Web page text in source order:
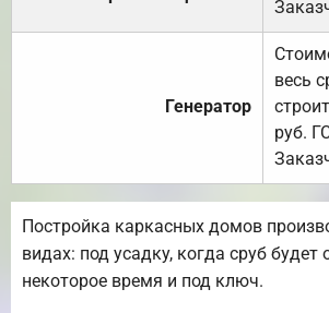
Генератор
весь
руб.
Постройка каркасных домов
видах: под усадку, когда сруб будет
некоторое время и под ключ.